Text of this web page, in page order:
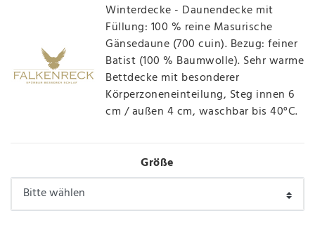
Winterdecke - Daunendecke mit
Füllung: 100 % reine Masurische
Gänsedaune (700 cuin). Bezug: feiner
Batist (100 % Baumwolle). Sehr warme
Bettdecke mit besonderer
Körperzoneneinteilung, Steg innen 6
cm / außen 4 cm, waschbar bis 40°C.
Größe